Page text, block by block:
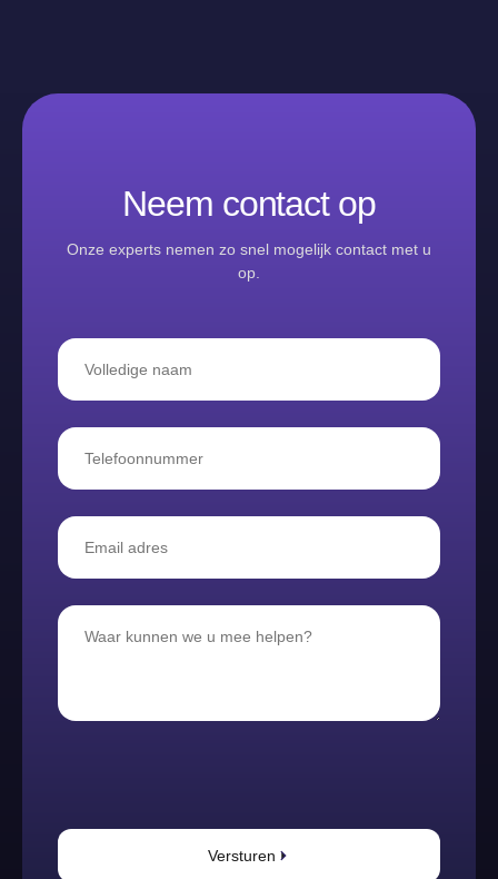
Neem contact op
Onze experts nemen zo snel mogelijk contact met u
op.
Versturen